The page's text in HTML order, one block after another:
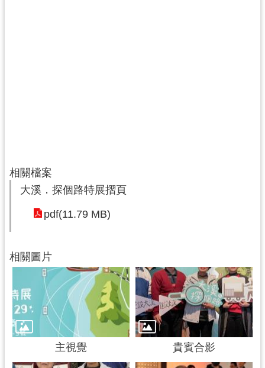
相關檔案
大溪．探個路特展摺頁
pdf(11.79 MB)
相關圖片
主視覺 貴賓合影